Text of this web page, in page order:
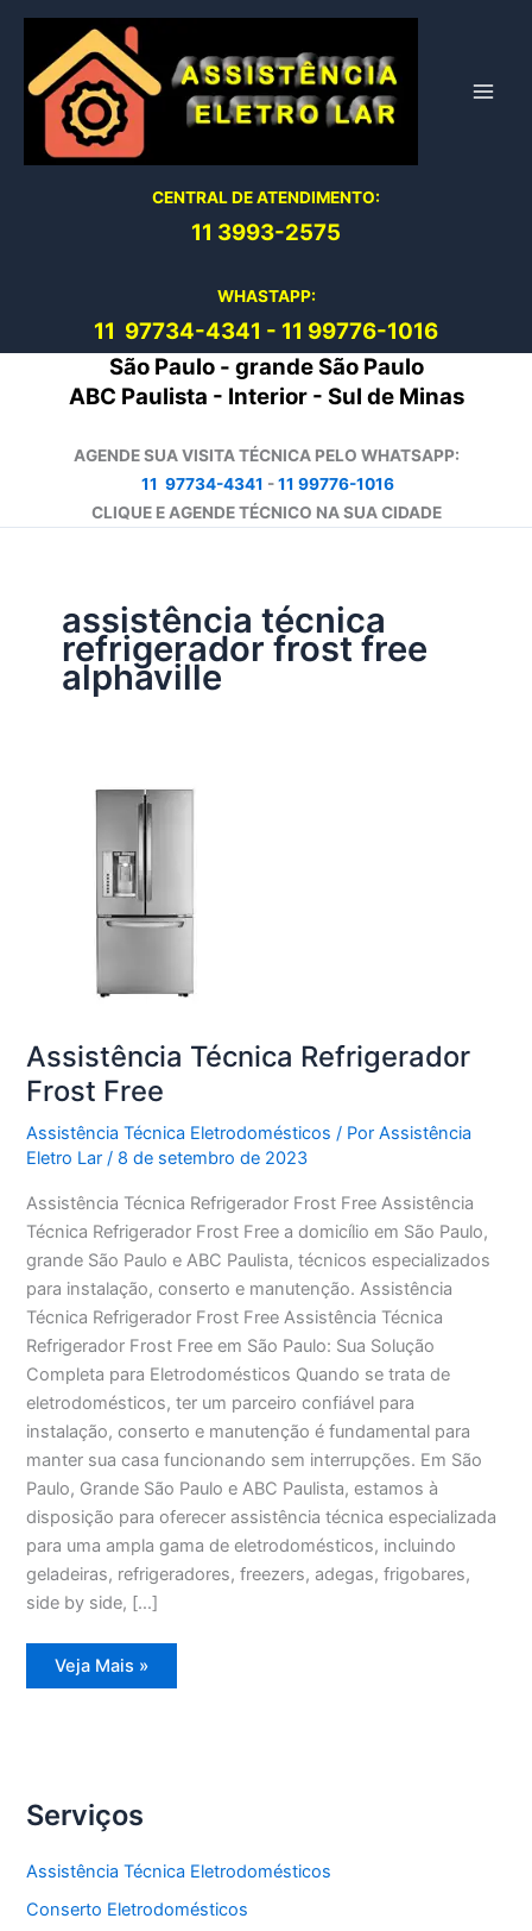
conteúdo
CENTRAL DE ATENDIMENTO:
11 3993-2575
WHASTAPP:
11 97734-4341 - 11 99776-1016
São Paulo - grande São Paulo
ABC Paulista - Interior - Sul de Minas
AGENDE SUA VISITA TÉCNICA PELO WHATSAPP:
11 97734-4341 -11 99776-1016
CLIQUE E AGENDE TÉCNICO NA SUA CIDADE
assistência técnica
refrigerador frost free
alphaville
Assistência Técnica Refrigerador
Frost Free
Assistência Técnica Eletrodomésticos / PorAssistência
Eletro Lar/ 8 de setembro de 2023
Assistência Técnica Refrigerador Frost Free Assistência
Técnica Refrigerador Frost Free a domicílio em São Paulo,
grande São Paulo e ABC Paulista, técnicos especializados
para instalação, conserto e manutenção. Assistência
Técnica Refrigerador Frost Free Assistência Técnica
Refrigerador Frost Free em São Paulo: Sua Solução
Completa para Eletrodomésticos Quando se trata de
eletrodomésticos, ter um parceiro confiável para
instalação, conserto e manutenção é fundamental para
manter sua casa funcionando sem interrupções. Em São
Paulo, Grande São Paulo e ABC Paulista, estamos à
disposição para oferecer assistência técnica especializada
para uma ampla gama de eletrodomésticos, incluindo
geladeiras, refrigeradores, freezers, adegas, frigobares,
side by side, […]
Assistência
Técnica
Veja Mais »
Serviços
Assistência Técnica Eletrodomésticos
Conserto Eletrodomésticos